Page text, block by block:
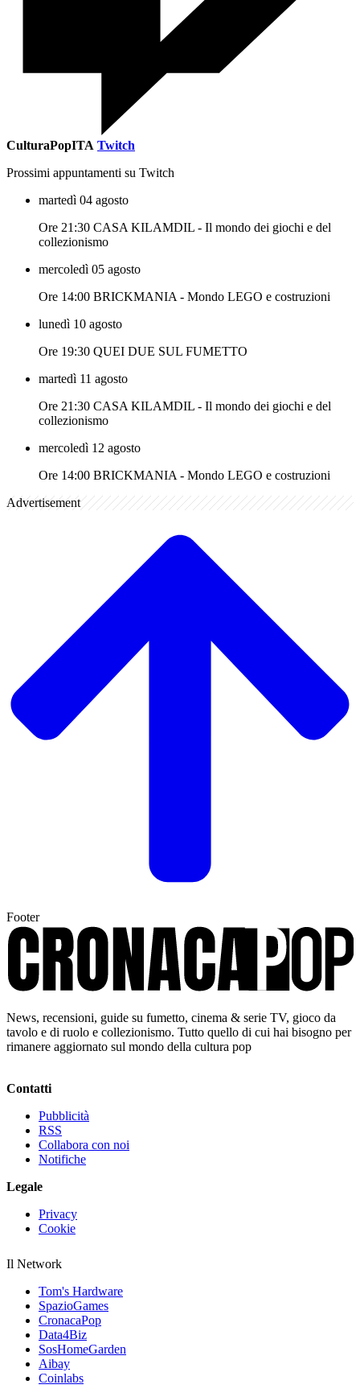
CulturaPopITA Twitch
Prossimi appuntamenti su Twitch
martedì 04 agosto
Ore 21:30 CASA KILAMDIL - Il mondo dei giochi e del
collezionismo
mercoledì 05 agosto
Ore 14:00 BRICKMANIA - Mondo LEGO e costruzioni
lunedì 10 agosto
Ore 19:30 QUEI DUE SUL FUMETTO
martedì 11 agosto
Ore 21:30 CASA KILAMDIL - Il mondo dei giochi e del
collezionismo
mercoledì 12 agosto
Ore 14:00 BRICKMANIA - Mondo LEGO e costruzioni
Advertisement
Footer
News, recensioni, guide su fumetto, cinema & serie TV, gioco da
tavolo e di ruolo e collezionismo. Tutto quello di cui hai bisogno per
rimanere aggiornato sul mondo della cultura pop
Contatti
Pubblicità
RSS
Collabora con noi
Notifiche
Legale
Privacy
Cookie
Il Network
Tom's Hardware
SpazioGames
CronacaPop
Data4Biz
SosHomeGarden
Aibay
Coinlabs